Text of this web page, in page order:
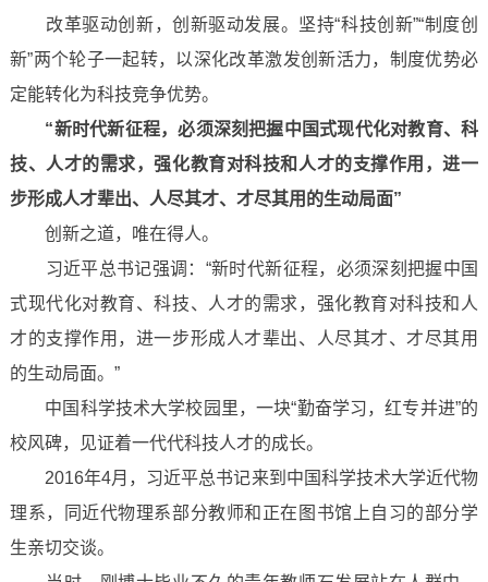
改革驱动创新，创新驱动发展。坚持“科技创新”“制度创
新”两个轮子一起转，以深化改革激发创新活力，制度优势必
定能转化为科技竞争优势。
“新时代新征程，必须深刻把握中国式现代化对教育、科
技、人才的需求，强化教育对科技和人才的支撑作用，进一
步形成人才辈出、人尽其才、才尽其用的生动局面”
创新之道，唯在得人。
习近平总书记强调：“新时代新征程，必须深刻把握中国
式现代化对教育、科技、人才的需求，强化教育对科技和人
才的支撑作用，进一步形成人才辈出、人尽其才、才尽其用
的生动局面。”
中国科学技术大学校园里，一块“勤奋学习，红专并进”的
校风碑，见证着一代代科技人才的成长。
2016年4月，习近平总书记来到中国科学技术大学近代物
理系，同近代物理系部分教师和正在图书馆上自习的部分学
生亲切交谈。